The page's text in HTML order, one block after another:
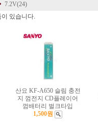
7.2V(24)
있습니다.
산요 KF-A650 슬림 충전
지 껌전지 CD플레이어
껌배터리 벌크타입
1,500원